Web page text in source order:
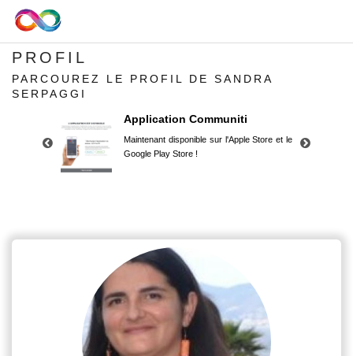
PROFIL
PARCOUREZ LE PROFIL DE SANDRA
SERPAGGI
Application Communiti
Maintenant disponible sur l'Apple Store et le
Google Play Store !
Google Play Store !